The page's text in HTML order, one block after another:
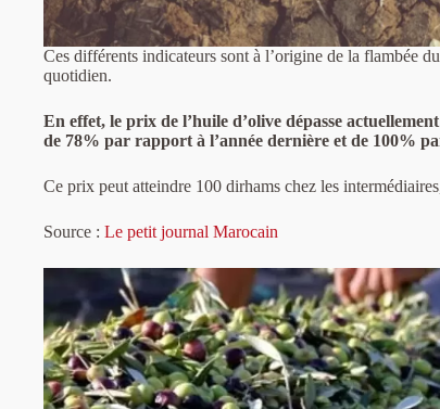
Ces différents indicateurs sont à l’origine de la flambée
quotidien.
En effet, le prix de l’huile d’olive dépasse
de 78% par rapport à l’année dernière et de 100%
Ce prix peut atteindre 100 dirhams chez les
Source : Le petit journal Marocain